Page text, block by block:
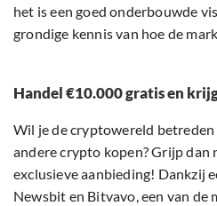
het is een goed onderbouwde
grondige kennis van hoe de
Handel €10.000 gratis en
Wil je de cryptowereld
andere crypto kopen? Grijp dan
exclusieve aanbieding! Dankzij
Newsbit en Bitvavo, een van de